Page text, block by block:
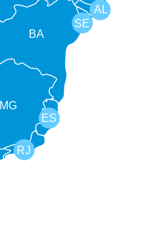
BA
SE
AL
MG
RJ
ES